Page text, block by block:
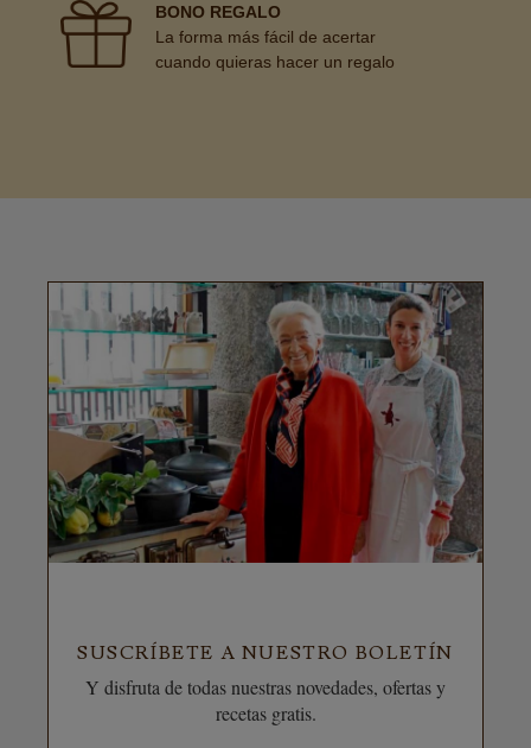
BONO REGALO
La forma más fácil de acertar
cuando quieras hacer un regalo
SUSCRÍBETE A NUESTRO BOLETÍN
Y disfruta de todas nuestras novedades, ofertas y
recetas gratis.